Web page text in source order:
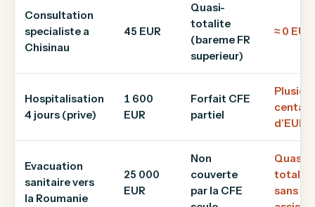
Consultation
specialiste a
Chisinau
45 EUR
Quasi-
totalite
(bareme FR
superieur)
≈ 0 EUR
Hospitalisation
4 jours (prive)
1 600
EUR
Forfait CFE
partiel
d'EUR
Evacuation
sanitaire vers
la Roumanie
25 000
EUR
Non
couverte
par la CFE
Quasi-
totalite
sans